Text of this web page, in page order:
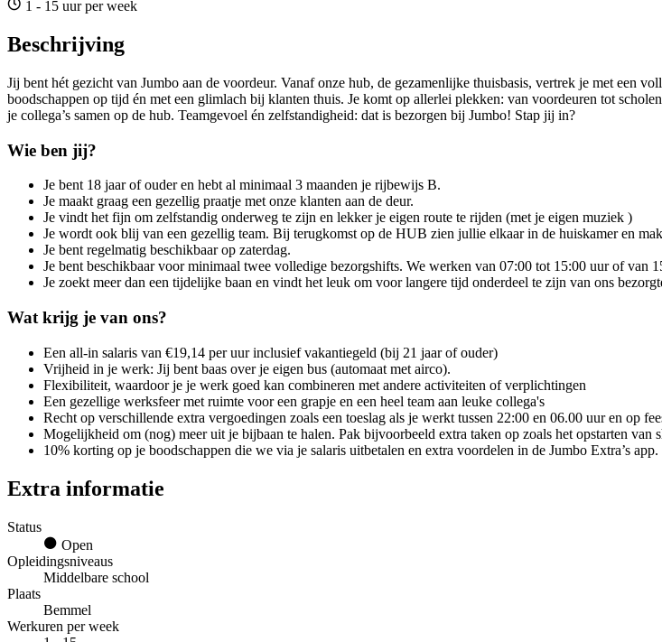
1 - 15 uur per week
Beschrijving
Jij bent hét gezicht van Jumbo aan de voordeur. Vanaf onze hub, de gezamenlijke thuisbasis, vertrek je met een
boodschappen op tijd én met een glimlach bij klanten thuis. Je komt op allerlei plekken: van voordeuren tot
je collega’s samen op de hub. Teamgevoel én zelfstandigheid: dat is bezorgen bij Jumbo! Stap jij in?
Wie ben jij?
Je bent 18 jaar of ouder en hebt al minimaal 3 maanden je rijbewijs B.
Je maakt graag een gezellig praatje met onze klanten aan de deur.
Je vindt het fijn om zelfstandig onderweg te zijn en lekker je eigen route te rijden (met je eigen muziek )
Je wordt ook blij van een gezellig team. Bij terugkomst op de HUB zien jullie elkaar in de huiskamer en
Je bent regelmatig beschikbaar op zaterdag.
Je bent beschikbaar voor minimaal twee volledige bezorgshifts. We werken van 07:00 tot 15:00 uur of van
Je zoekt meer dan een tijdelijke baan en vindt het leuk om voor langere tijd onderdeel te zijn van ons
Wat krijg je van ons?
Een all-in salaris van €19,14 per uur inclusief vakantiegeld (bij 21 jaar of ouder)
Vrijheid in je werk: Jij bent baas over je eigen bus (automaat met airco).
Flexibiliteit, waardoor je je werk goed kan combineren met andere activiteiten of verplichtingen
Een gezellige werksfeer met ruimte voor een grapje en een heel team aan leuke collega's
Recht op verschillende extra vergoedingen zoals een toeslag als je werkt tussen 22:00 en 06.00 uur en op
Mogelijkheid om (nog) meer uit je bijbaan te halen. Pak bijvoorbeeld extra taken op zoals het opstarten
10% korting op je boodschappen die we via je salaris uitbetalen en extra voordelen in de Jumbo Extra’s app.
Extra informatie
Status
Open
Opleidingsniveaus
Middelbare school
Plaats
Bemmel
Werkuren per week